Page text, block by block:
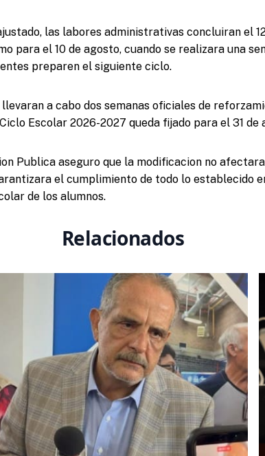
las labores administrativas concluiran el
para el 10 de agosto, cuando se realizara una
preparen el siguiente ciclo.
llevaran a cabo dos semanas oficiales de
Escolar 2026-2027 queda fijado para el 31 de
Publica aseguro que la modificacion no
el cumplimiento de todo lo establecido
de los alumnos.
Relacionados